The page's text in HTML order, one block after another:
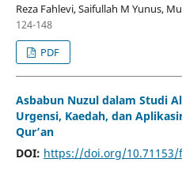
Reza Fahlevi, Saifullah M Yunus,
124-148
PDF
Asbabun Nuzul dalam Studi
Urgensi, Kaedah, dan
Qur’an
DOI: https://doi.org/10.71153/